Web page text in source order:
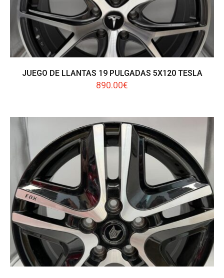
JUEGO DE LLANTAS 19 PULGADAS 5X120 TESLA
890.00€